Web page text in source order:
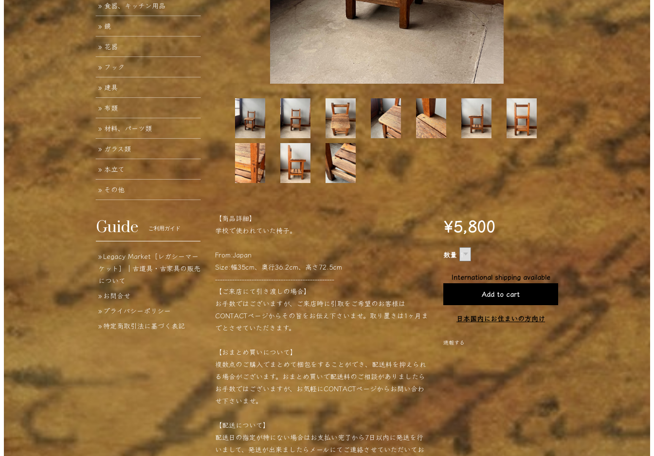
【商品詳細】
学校で使われていた椅子。
From:Japan
Size:幅35cm、奥行36.2cm、高さ72.5cm
-------------------------------------------------
【ご来店にて引き渡しの場合】
お手数ではございますが、ご来店時に引取をご希望のお客様は
CONTACTページからその旨をお伝え下さいませ。取り置きは1ヶ月ま
でとさせていただきます。
【おまとめ買いについて】
複数点のご購入でまとめて梱包をすることができ、配送料を抑えられ
る場合がございます。おまとめ買いで配送料のご相談がありましたら
お手数ではございますが、お気軽にCONTACTページからお問い合わ
せ下さいませ。
【配送について】
配送日の指定が特にない場合はお支払い完了から7日以内に発送を行
いまして、発送が出来ましたらメールにてご連絡させていただいてお
¥5,800
数量
International shipping available
Add to cart
日本国内にお住まいの方向け
通報する
食器、キッチン用品
鏡
花器
フック
建具
布類
材料、パーツ類
ガラス類
本立て
その他
Guide ご利用ガイド
Legacy Market［レガシーマー
ケット］｜古道具・古家具の販売
について
お問合せ
プライバシーポリシー
特定商取引法に基づく表記